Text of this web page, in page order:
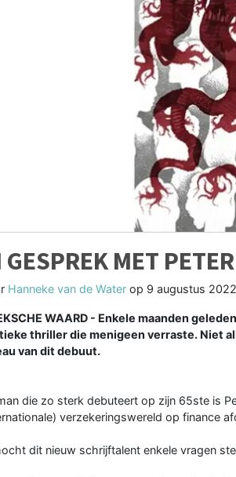
GESPREK MET
Hanneke van de Water op 9 augustus
WAARD - Enkele maanden
thriller die menigeen verraste. Niet
van dit debuut.
die zo sterk debuteert op zijn 65ste is
verzekeringswereld op finance
dit nieuw schrijftalent enkele vragen